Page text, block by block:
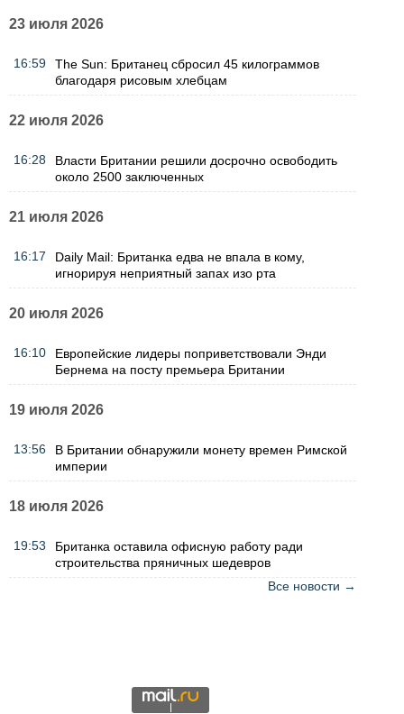
23 июля 2026
16:59
The Sun: Британец сбросил 45 килограммов
благодаря рисовым хлебцам
22 июля 2026
16:28
Власти Британии решили досрочно освободить
около 2500 заключенных
21 июля 2026
16:17
Daily Mail: Британка едва не впала в кому,
игнорируя неприятный запах изо рта
20 июля 2026
16:10
Европейские лидеры поприветствовали Энди
Бернема на посту премьера Британии
19 июля 2026
13:56
В Британии обнаружили монету времен Римской
империи
18 июля 2026
19:53
Британка оставила офисную работу ради
строительства пряничных шедевров
Все новости →